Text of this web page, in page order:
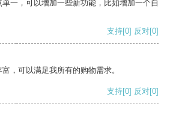
一，可以增加一些新功能，比如增加一个自
支持[0] 反对[0]
，可以满足我所有的购物需求。
支持[0] 反对[0]